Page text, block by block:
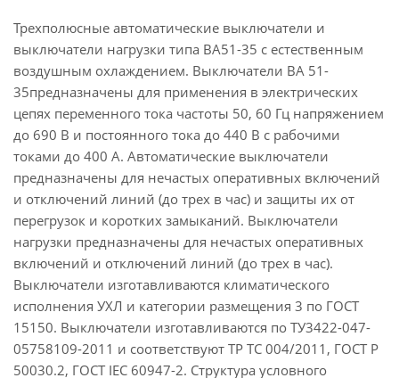
Трехполюсные автоматические выключатели и
выключатели нагрузки типа ВА51-35 с естественным
воздушным охлаждением. Выключатели ВА 51-
35предназначены для применения в электрических
цепях переменного тока частоты 50, 60 Гц напряжением
до 690 В и постоянного тока до 440 В с рабочими
токами до 400 А. Автоматические выключатели
предназначены для нечастых оперативных включений
и отключений линий (до трех в час) и защиты их от
перегрузок и коротких замыканий. Выключатели
нагрузки предназначены для нечастых оперативных
включений и отключений линий (до трех в час).
Выключатели изготавливаются климатического
исполнения УХЛ и категории размещения 3 по ГОСТ
15150. Выключатели изготавливаются по ТУ3422-047-
05758109-2011 и соответствуют ТР ТС 004/2011, ГОСТ Р
50030.2, ГОСТ IEC 60947-2. Структура условного